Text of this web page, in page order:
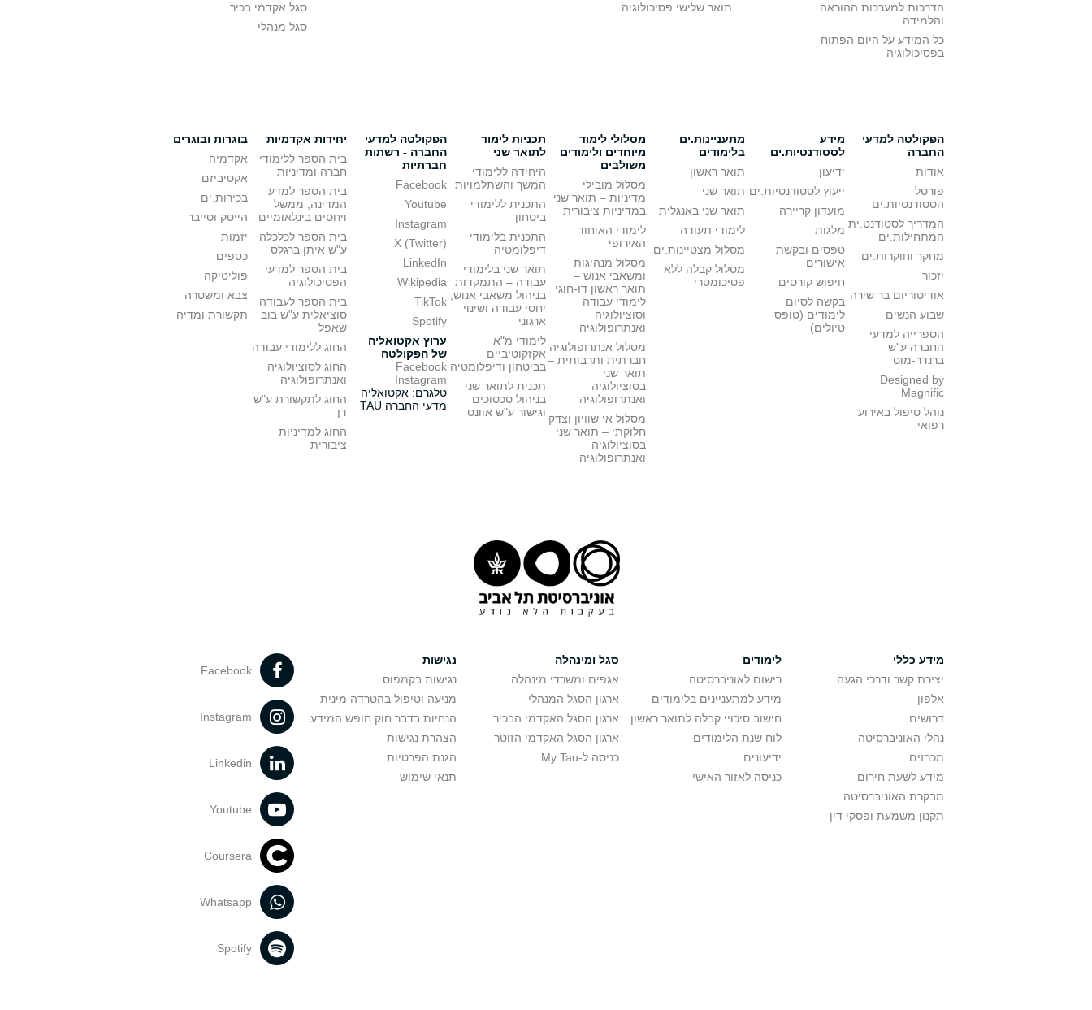
הדרכות למערכות ההוראה
והלמידה
כל המידע על היום הפתוח
בפסיכולוגיה
תואר שלישי פסיכולוגיה
סגל אקדמי בכיר
סגל מנהלי
הפקולטה למדעי
החברה
אודות
פורטל
הסטודנטיות.ים
המדריך לסטודנט.ית
המתחילות.ים
מחקר וחוקרות.ים
יזכור
אודיטוריום בר שירה
שבוע הנשים
הספרייה למדעי
החברה ע"ש
ברנדר-מוס
Designed by
Magnific
נוהל טיפול באירוע
רפואי
מידע
לסטודנטיות.ים
ידיעון
ייעוץ לסטודנטיות.ים
מועדון קריירה
מלגות
טפסים ובקשת
אישורים
חיפוש קורסים
בקשה לסיום
לימודים (טופס
טיולים)
מתעניינות.ים
בלימודים
תואר ראשון
תואר שני
תואר שני באנגלית
לימודי תעודה
מסלול מצטיינות.ים
מסלול קבלה ללא
פסיכומטרי
מסלולי לימוד
מיוחדים ולימודים
משולבים
מסלול מובילי
מדיניות – תואר שני
במדיניות ציבורית
לימודי האיחוד
האירופי
מסלול מנהיגות
ומשאבי אנוש –
תואר ראשון דו-חוגי
לימודי עבודה
וסוציולוגיה
ואנתרופולוגיה
מסלול אנתרופולוגיה
חברתית ותרבותית –
תואר שני
בסוציולוגיה
ואנתרופולוגיה
מסלול אי שוויון וצדק
חלוקתי – תואר שני
בסוציולוגיה
ואנתרופולוגיה
תכניות לימוד
לתואר שני
היחידה ללימודי
המשך והשתלמויות
התכנית ללימודי
ביטחון
התכנית בלימודי
דיפלומטיה
תואר שני בלימודי
עבודה – התמקדות
בניהול משאבי אנוש,
יחסי עבודה ושינוי
ארגוני
לימודי מ"א
אקזקוטיביים
בביטחון ודיפלומטיה
תכנית לתואר שני
בניהול סכסוכים
וגישור ע"ש אוונס
הפקולטה למדעי
החברה - רשתות
חברתיות
Facebook
Youtube
Instagram
X (Twitter)
LinkedIn
Wikipedia
TikTok
Spotify
ערוץ אקטואליה
של הפקולטה
Facebook
Instagram
טלגרם: אקטואליה
מדעי החברה TAU
יחידות אקדמיות
בית הספר ללימודי
חברה ומדיניות
בית הספר למדע
המדינה, ממשל
ויחסים בינלאומיים
בית הספר לכלכלה
ע"ש איתן ברגלס
בית הספר למדעי
הפסיכולוגיה
בית הספר לעבודה
סוציאלית ע"ש בוב
שאפל
החוג ללימודי עבודה
החוג לסוציולוגיה
ואנתרופולוגיה
החוג לתקשורת ע"ש
דן
החוג למדיניות
ציבורית
בוגרות ובוגרים
אקדמיה
אקטיביזם
בכירות.ים
הייטק וסייבר
יזמות
כספים
פוליטיקה
צבא ומשטרה
תקשורת ומדיה
מידע כללי
יצירת קשר ודרכי הגעה
אלפון
דרושים
נהלי האוניברסיטה
מכרזים
מידע לשעת חירום
מבקרת האוניברסיטה
תקנון משמעת ופסקי דין
לימודים
רישום לאוניברסיטה
מידע למתעניינים בלימודים
חישוב סיכויי קבלה לתואר ראשון
לוח שנת הלימודים
ידיעונים
כניסה לאזור האישי
סגל ומינהלה
אגפים ומשרדי מינהלה
ארגון הסגל המנהלי
ארגון הסגל האקדמי הבכיר
ארגון הסגל האקדמי הזוטר
כניסה ל-My Tau
נגישות
נגישות בקמפוס
מניעה וטיפול בהטרדה מינית
הנחיות בדבר חוק חופש המידע
הצהרת נגישות
הגנת הפרטיות
תנאי שימוש
Facebook
Instagram
Linkedin
Youtube
Coursera
Whatsapp
Spotify